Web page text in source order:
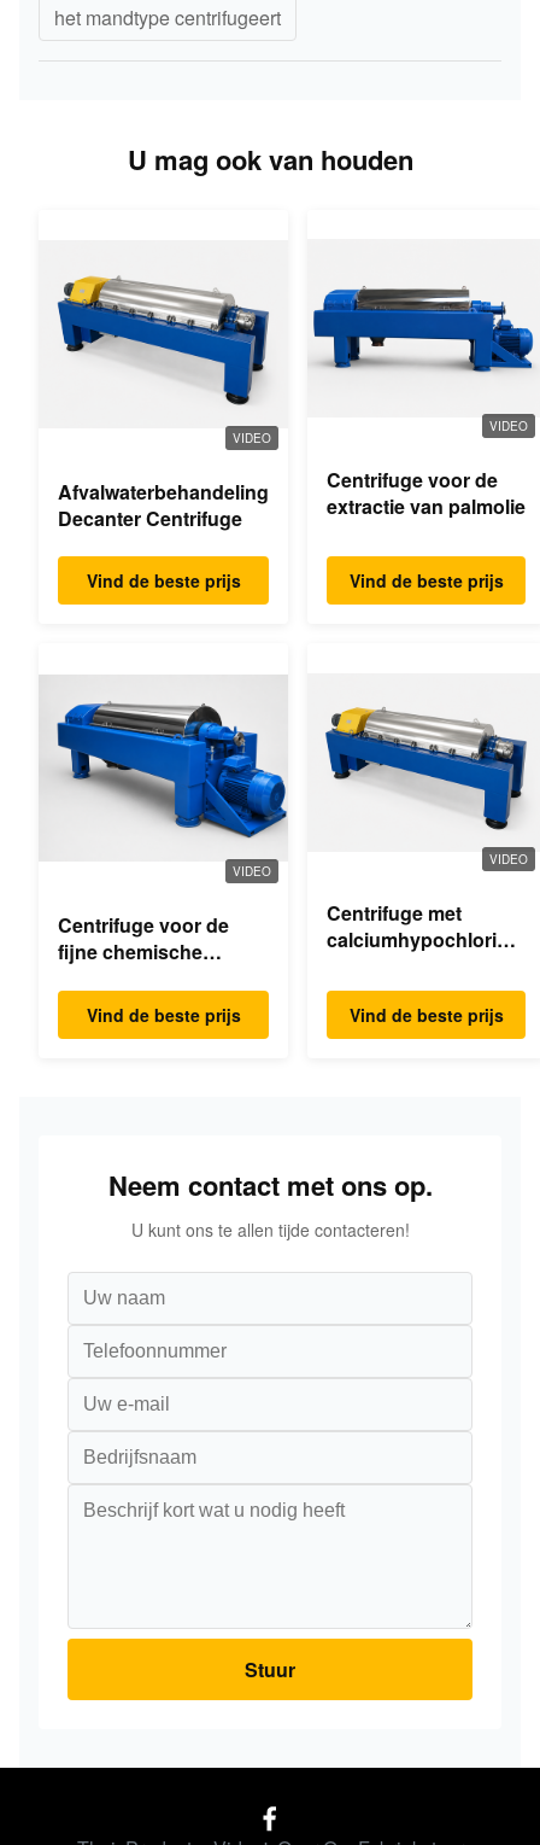
het mandtype centrifugeert
U mag ook van houden
VIDEO
Afvalwaterbehandeling
Decanter Centrifuge
Vind de beste prijs
VIDEO
Centrifuge voor de
extractie van palmolie
Vind de beste prijs
VIDEO
Centrifuge voor de
fijne chemische
Vind de beste prijs
VIDEO
Centrifuge met
calciumhypochloride-
Vind de beste prijs
Neem contact met ons op.
U kunt ons te allen tijde contacteren!
Stuur